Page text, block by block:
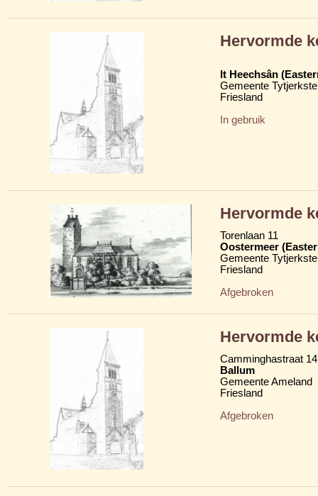
Hervormde
It Heechsân
Gemeente
Friesland
In gebruik
Hervormde
Torenlaan 11
Oostermeer
Gemeente
Friesland
Afgebroken
Hervormde
Camminghastraat 14
Ballum
Gemeente Ameland
Friesland
Afgebroken